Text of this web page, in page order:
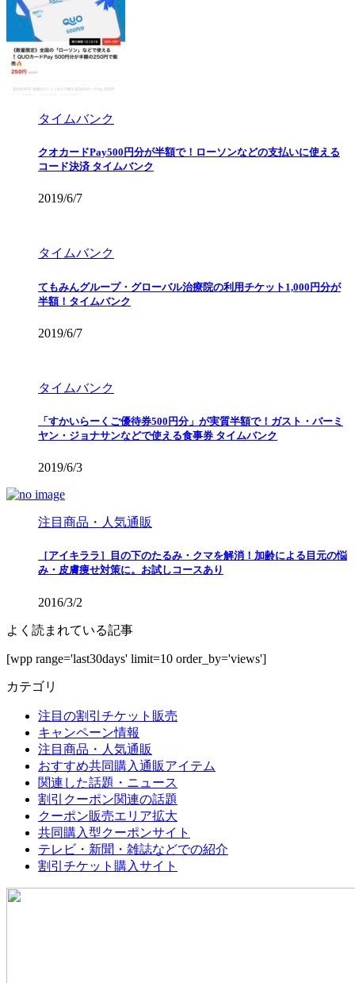
タイムバンク
クオカードPay500円分が半額で！ローソンなどの支払いに使える
コード決済 タイムバンク
2019/6/7
タイムバンク
てもみんグループ・グローバル治療院の利用チケット1,000円分が
半額！タイムバンク
2019/6/7
タイムバンク
「すかいらーくご優待券500円分」が実質半額で！ガスト・バーミ
ヤン・ジョナサンなどで使える食事券 タイムバンク
2019/6/3
注目商品・人気通販
［アイキララ］目の下のたるみ・クマを解消！加齢による目元の悩
み・皮膚痩せ対策に。お試しコースあり
2016/3/2
よく読まれている記事
[wpp range='last30days' limit=10 order_by='views']
カテゴリ
注目の割引チケット販売
キャンペーン情報
注目商品・人気通販
おすすめ共同購入通販アイテム
関連した話題・ニュース
割引クーポン関連の話題
クーポン販売エリア拡大
共同購入型クーポンサイト
テレビ・新聞・雑誌などでの紹介
割引チケット購入サイト